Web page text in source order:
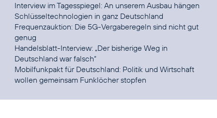
Interview im Tagesspiegel: An unserem Ausbau hängen
Schlüsseltechnologien in ganz Deutschland
Frequenzauktion: Die 5G-Vergaberegeln sind nicht gut
genug
Handelsblatt-Interview: „Der bisherige Weg in
Deutschland war falsch“
Mobilfunkpakt für Deutschland: Politik und Wirtschaft
wollen gemeinsam Funklöcher stopfen